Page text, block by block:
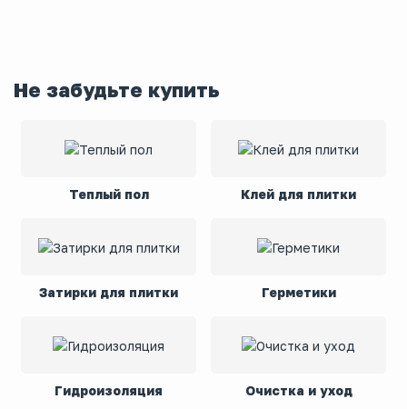
Не забудьте купить
Теплый пол Клей для плитки
Затирки для плитки Герметики
Гидроизоляция Очистка и уход